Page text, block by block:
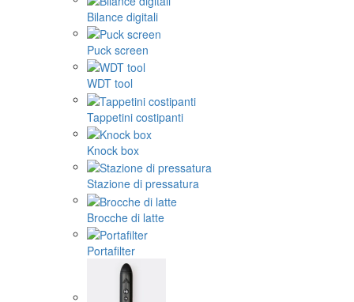
Bilance digitali
Puck screen
WDT tool
Tappetini costipanti
Knock box
Stazione di pressatura
Brocche di latte
Portafilter